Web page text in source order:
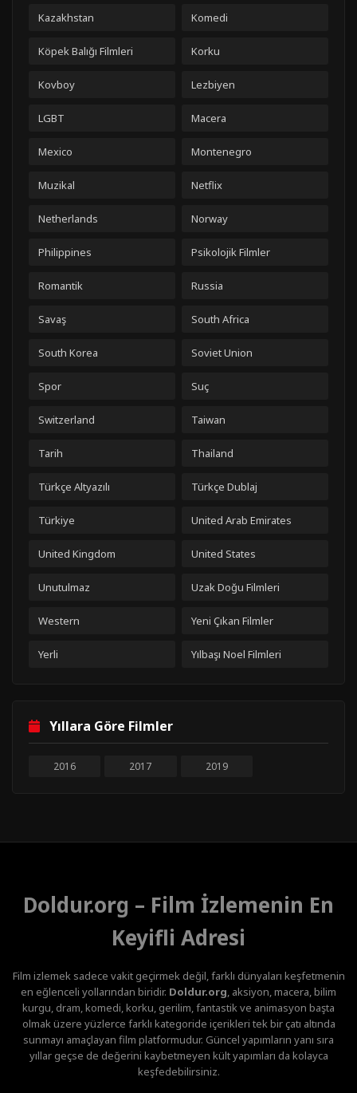
Kazakhstan Komedi
Köpek Balığı Filmleri Korku
Kovboy Lezbiyen
LGBT Macera
Mexico Montenegro
Muzikal Netflix
Netherlands Norway
Philippines Psikolojik Filmler
Romantik Russia
Savaş South Africa
South Korea Soviet Union
Spor Suç
Switzerland Taiwan
Tarih Thailand
Türkçe Altyazılı Türkçe Dublaj
Türkiye United Arab Emirates
United Kingdom United States
Unutulmaz Uzak Doğu Filmleri
Western Yeni Çıkan Filmler
Yerli Yılbaşı Noel Filmleri
Yıllara Göre Filmler
2016 2017 2019
Doldur.org – Film İzlemenin En
Keyifli Adresi
Film izlemek sadece vakit geçirmek değil, farklı dünyaları keşfetmenin
en eğlenceli yollarından biridir. Doldur.org, aksiyon, macera, bilim
kurgu, dram, komedi, korku, gerilim, fantastik ve animasyon başta
olmak üzere yüzlerce farklı kategoride içerikleri tek bir çatı altında
sunmayı amaçlayan film platformudur. Güncel yapımların yanı sıra
yıllar geçse de değerini kaybetmeyen kült yapımları da kolayca
keşfedebilirsiniz.